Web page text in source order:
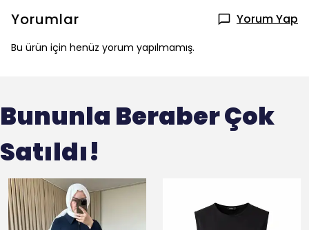
Yorumlar Yorum Yap
Bu ürün için henüz yorum yapılmamış.
Bununla Beraber Çok
Satıldı!